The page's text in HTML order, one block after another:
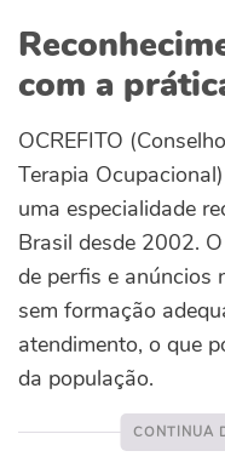
com a
OCREFITO
Terapia
uma especialidade
Brasil desde 2002.
de perfis e anúncios
sem formação
atendimento, o que
da população.